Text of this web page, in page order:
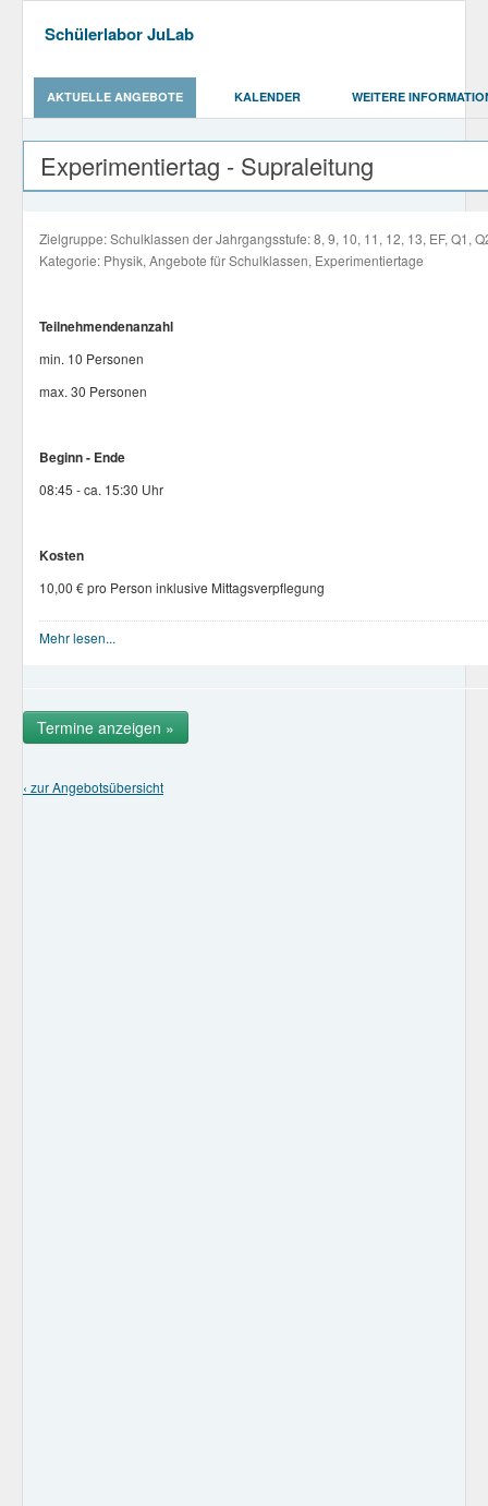
Schülerlabor JuLab
AKTUELLE ANGEBOTE KALENDER WEITERE
Experimentiertag - Supraleitung
Zielgruppe: Schulklassen der Jahrgangsstufe: 8, 9, 10, 11, 12, 13, EF, Q1,
Kategorie: Physik, Angebote für Schulklassen, Experimentiertage
Teilnehmendenanzahl
min. 10 Personen
max. 30 Personen
Beginn - Ende
08:45 - ca. 15:30 Uhr
Kosten
10,00 € pro Person inklusive Mittagsverpflegung
Eigene An- und Abreise
Die ausführliche Angebotsbeschreibung finden Sie
Mehr lesen...
Termine anzeigen »
‹ zur Angebotsübersicht